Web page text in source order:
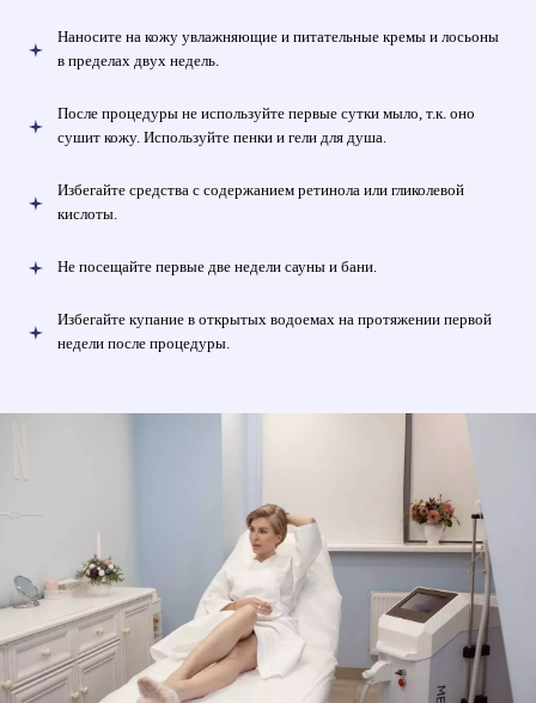
Наносите на кожу увлажняющие и питательные кремы и лосьоны
в пределах двух недель.
После процедуры не используйте первые сутки мыло, т.к. оно
сушит кожу. Используйте пенки и гели для душа.
Избегайте средства с содержанием ретинола или гликолевой
кислоты.
Не посещайте первые две недели сауны и бани.
Избегайте купание в открытых водоемах на протяжении первой
недели после процедуры.